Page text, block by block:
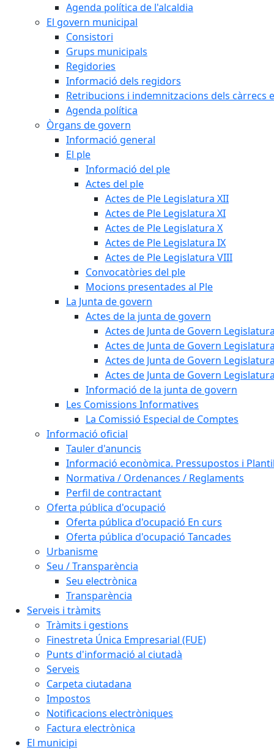
Agenda política de l'alcaldia
El govern municipal
Consistori
Grups municipals
Regidories
Informació dels regidors
Retribucions i indemnitzacions dels càrrecs
Agenda política
Òrgans de govern
Informació general
El ple
Informació del ple
Actes del ple
Actes de Ple Legislatura XII
Actes de Ple Legislatura XI
Actes de Ple Legislatura X
Actes de Ple Legislatura IX
Actes de Ple Legislatura VIII
Convocatòries del ple
Mocions presentades al Ple
La Junta de govern
Actes de la junta de govern
Actes de Junta de Govern
Actes de Junta de Govern
Actes de Junta de Govern
Actes de Junta de Govern
Informació de la junta de govern
Les Comissions Informatives
La Comissió Especial de Comptes
Informació oficial
Tauler d'anuncis
Informació econòmica. Pressupostos i
Normativa / Ordenances / Reglaments
Perfil de contractant
Oferta pública d'ocupació
Oferta pública d'ocupació En curs
Oferta pública d'ocupació Tancades
Urbanisme
Seu / Transparència
Seu electrònica
Transparència
Serveis i tràmits
Tràmits i gestions
Finestreta Única Empresarial (FUE)
Punts d'informació al ciutadà
Serveis
Carpeta ciutadana
Impostos
Notificacions electròniques
Factura electrònica
El municipi